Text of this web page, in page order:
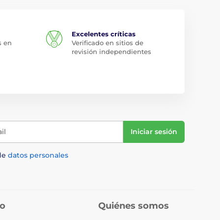
en
Excelentes críticas
Verificado en sitios de
revisión independientes
Iniciar sesión
datos personales
Quiénes somos